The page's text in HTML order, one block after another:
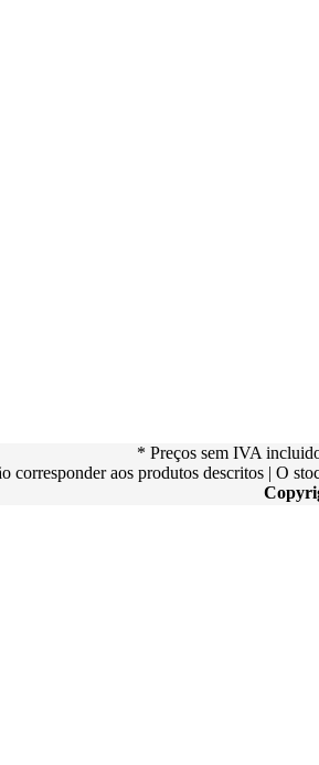
* Preços sem IVA
corresponder aos produtos descritos | O